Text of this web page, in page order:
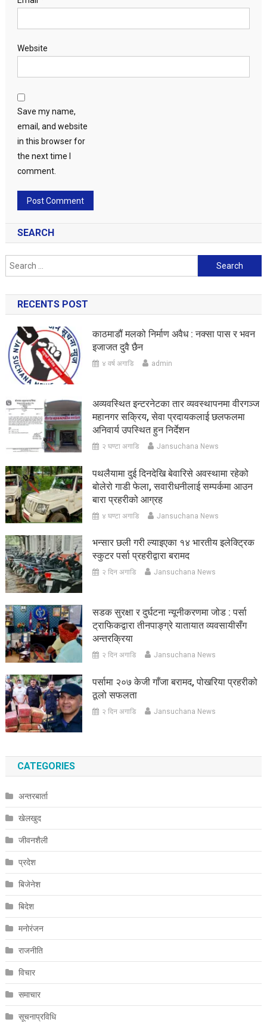
Website
Save my name,
email, and website
in this browser for
the next time I
comment.
SEARCH
Search
for:
RECENTS POST
काठमाडौं मलको निर्माण अवैध : नक्सा पास र भवन
इजाजत दुवै छैन
४ वर्ष अगाडि admin
अव्यवस्थित इन्टरनेटका तार व्यवस्थापनमा वीरगञ्ज
महानगर सक्रिय, सेवा प्रदायकलाई छलफलमा
अनिवार्य उपस्थित हुन निर्देशन
२ घण्टा अगाडि Jansuchana News
पथलैयामा दुई दिनदेखि बेवारिसे अवस्थामा रहेको
बोलेरो गाडी फेला, सवारीधनीलाई सम्पर्कमा आउन
बारा प्रहरीको आग्रह
४ घण्टा अगाडि Jansuchana News
भन्सार छली गरी ल्याइएका १४ भारतीय इलेक्ट्रिक
स्कुटर पर्सा प्रहरीद्वारा बरामद
२ दिन अगाडि Jansuchana News
सडक सुरक्षा र दुर्घटना न्यूनीकरणमा जोड : पर्सा
ट्राफिकद्वारा तीनपाङ्ग्रे यातायात व्यवसायीसँग
अन्तरक्रिया
२ दिन अगाडि Jansuchana News
पर्सामा २०७ केजी गाँजा बरामद, पोखरिया प्रहरीको
ठूलो सफलता
२ दिन अगाडि Jansuchana News
CATEGORIES
अन्तरबार्ता
खेलखुद
जीवनशैली
प्रदेश
बिजेनेश
बिदेश
मनोरंजन
राजनीति
विचार
समाचार
सूचनाप्रविधि